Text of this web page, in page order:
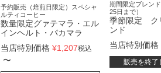
予約販売（焙煎日限定）スペシャ
ルティコーヒー
数量限定グァテマラ・エル
インヘルト・パカマラ
当店特別価格 ¥1,207税込
〜
期間限定ブレン
25日まで）
季節限定 ク
ンド
当店特別価格
販売を終了